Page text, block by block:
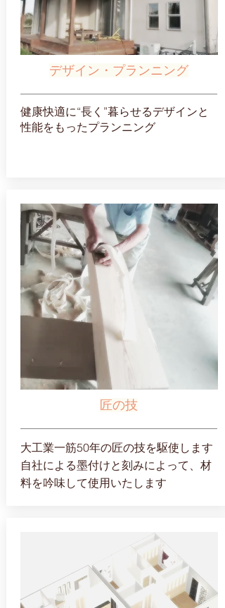
デザイン・プランニング
健康快適に“長く”暮らせるデザインと
性能をもったプランニング
匠の技
大工業一筋50年の匠の技を駆使します
自社による墨付けと刻みによって、材
料を吟味して使用いたします